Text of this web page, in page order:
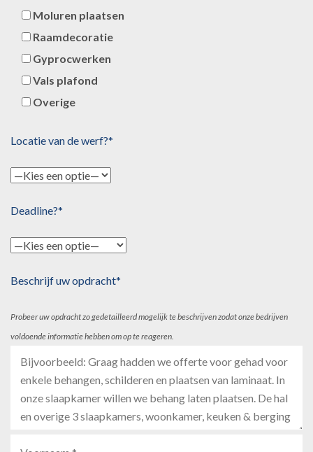
Moluren plaatsen
Raamdecoratie
Gyprocwerken
Vals plafond
Overige
Locatie van de werf?*
Deadline?*
Beschrijf uw opdracht*
Probeer uw opdracht zo gedetailleerd mogelijk te beschrijven zodat onze bedrijven
voldoende informatie hebben om op te reageren.